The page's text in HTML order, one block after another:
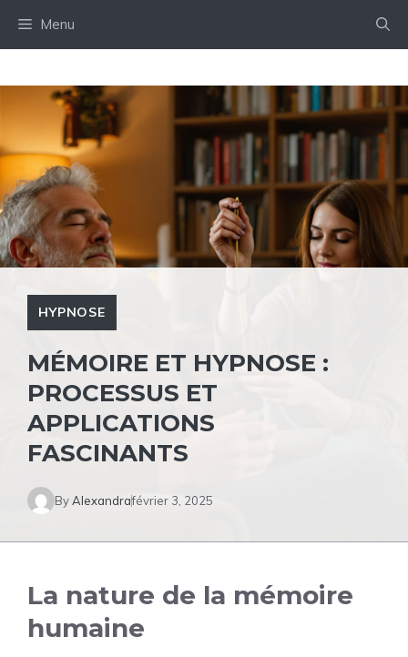
Menu
HYPNOSE
MÉMOIRE ET HYPNOSE :
PROCESSUS ET
APPLICATIONS
FASCINANTS
ByAlexandrafévrier 3, 2025
La nature de la mémoire
humaine